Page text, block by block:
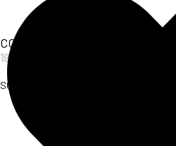
COPRICOSTUME ANIMALIER
19,00
SCOPRI L'ARTICOLO